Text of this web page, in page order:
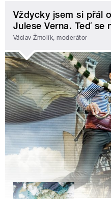
Vždycky jsem si přál
Julese Verna. Teď se
Václav Žmolík, moderátor